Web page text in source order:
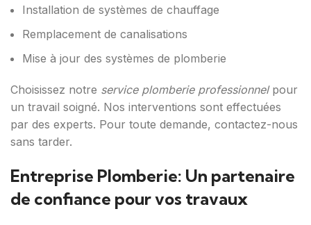
Installation de systèmes de chauffage
Remplacement de canalisations
Mise à jour des systèmes de plomberie
Choisissez notre service plomberie professionnelpour
un travail soigné. Nos interventions sont effectuées
par des experts. Pour toute demande, contactez-nous
sans tarder.
Entreprise Plomberie: Un partenaire
de confiance pour vos travaux